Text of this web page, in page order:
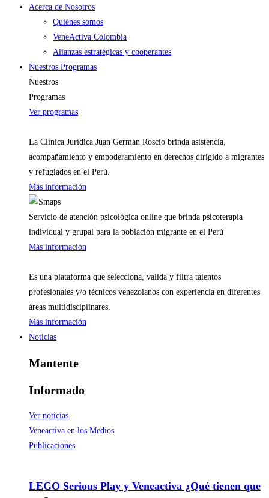
Acerca de Nosotros
Quiénes somos
VeneActiva Colombia
Alianzas estratégicas y cooperantes
Nuestros Programas
Nuestros
Programas
Ver programas
La Clínica Jurídica Juan Germán Roscio brinda asistencia,
acompañamiento y empoderamiento en derechos dirigido a migrantes
y refugiados en el Perú.
Más información
Servicio de atención psicológica online que brinda psicoterapia
individual y grupal para la población migrante en el Perú
Más información
Es una plataforma que selecciona, valida y filtra talentos
profesionales y/o técnicos venezolanos con experiencia en diferentes
áreas multidisciplinares.
Más información
Noticias
Mantente
Informado
Ver noticias
Veneactiva en los Medios
Publicaciones
LEGO Serious Play y Veneactiva ¿Qué tienen que